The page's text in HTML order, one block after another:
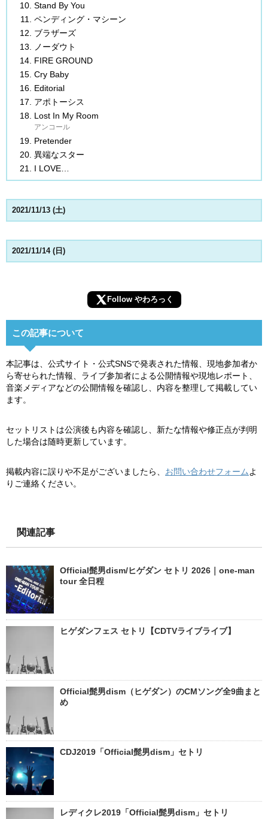
Stand By You
ペンディング・マシーン
ブラザーズ
ノーダウト
FIRE GROUND
Cry Baby
Editorial
アポトーシス
Lost In My Room
アンコール
Pretender
異端なスター
I LOVE…
2021/11/13 (土)
2021/11/14 (日)
Follow やわろっく
この記事について
本記事は、公式サイト・公式SNSで発表された情報、現地参加者か
ら寄せられた情報、ライブ参加者による公開情報や現地レポート、
音楽メディアなどの公開情報を確認し、内容を整理して掲載してい
ます。
セットリストは公演後も内容を確認し、新たな情報や修正点が判明
した場合は随時更新しています。
掲載内容に誤りや不足がございましたら、 お問い合わせフォーム よ
りご連絡ください。
関連記事
Official髭男dism/ヒゲダン セトリ 2026｜one-man
tour 全日程
ヒゲダンフェス セトリ【CDTVライブライブ】
Official髭男dism（ヒゲダン）のCMソング全9曲まと
め
CDJ2019「Official髭男dism」セトリ
レディクレ2019「Official髭男dism」セトリ